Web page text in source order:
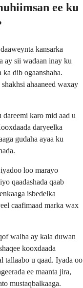
ee ku
kansarka
ay sii wadaan inay ku
dib ogaanshaha.
ahaaneed waxay
dareemi karo mid aad u
daryeelka
gudaha ayaa ku
loo marayo
qaadashada qaab
isbedelka
caafimaad marka wax
walba ay kala duwan
kooxdaada
tallaabo u qaad. Iyada oo
ee maanta jira,
mustaqbalkaaga.